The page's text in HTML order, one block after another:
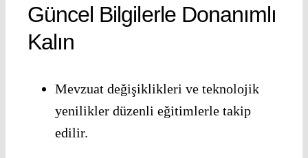
Güncel Bilgilerle Donanımlı
Kalın
Mevzuat değişiklikleri ve teknolojik
yenilikler düzenli eğitimlerle takip
edilir.